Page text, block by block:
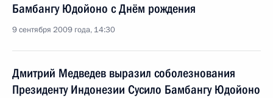
Бамбангу Юдойоно с Днём рождения
9 сентября 2009 года, 14:30
Дмитрий Медведев выразил соболезнования
Президенту Индонезии Сусило Бамбангу Юдойоно